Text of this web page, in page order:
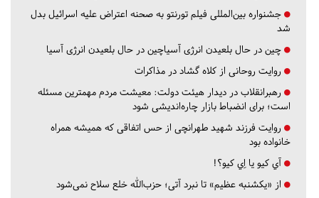
جشنواره بین‌المللی فیلم تورنتو به صحنه اعتراض علیه اسرائیل بدل
شد
چین در حال بلعیدن انرژی آسیاچین در حال بلعیدن انرژی آسیا
روایت روحانی از کلاه گشاد در مذاکرات
رهبرانقلاب در دیدار هیئت دولت: معیشت مردم مهمترین مسئله
است؛ برای انضباط بازار چاره‌اندیشی شود
روایت فرزند شهید طهرانچی از حس اتفاقی که همیشه همراه
خانواده بود
آي كيو يا اِي كيو؟!
از «یکشنبه عظیم» تا نبرد آتی؛ حزب‌الله خلع سلاح نمی‌شود